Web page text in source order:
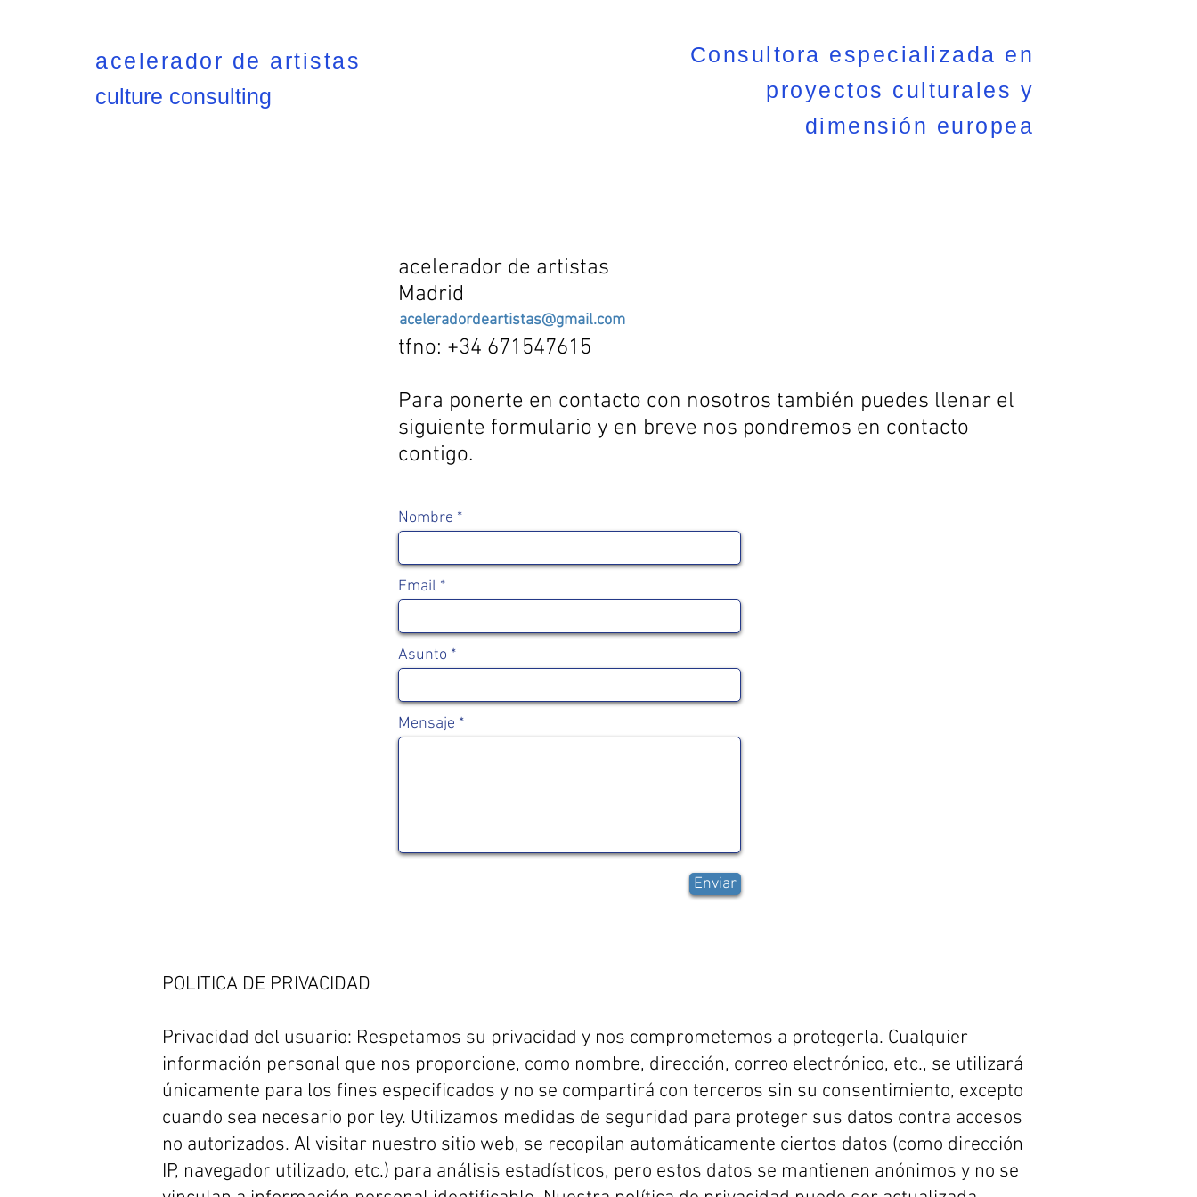
acelerador de artistas
culture consulting
Consultora especializada en
proyectos culturales y
dimensión europea
acelerador de artistas
Madrid
tfno: +34 671547615
Para ponerte en contacto con nosotros también puedes llenar el
siguiente formulario y en breve nos pondremos en contacto
contigo.
aceleradordeartistas@gmail.com
Nombre
Email
Asunto
Mensaje
Enviar
POLITICA DE PRIVACIDAD
Privacidad del usuario: Respetamos su privacidad y nos comprometemos a protegerla. Cualquier
información personal que nos proporcione, como nombre, dirección, correo electrónico, etc., se utilizará
únicamente para los fines especificados y no se compartirá con terceros sin su consentimiento, excepto
cuando sea necesario por ley. Utilizamos medidas de seguridad para proteger sus datos contra accesos
no autorizados. Al visitar nuestro sitio web, se recopilan automáticamente ciertos datos (como dirección
IP, navegador utilizado, etc.) para análisis estadísticos, pero estos datos se mantienen anónimos y no se